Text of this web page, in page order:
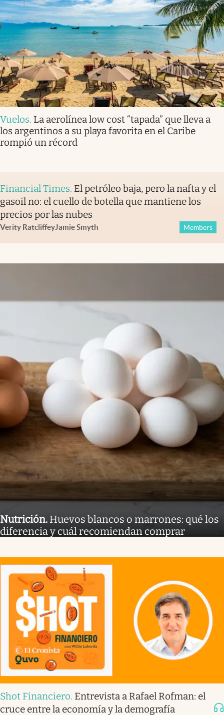
Vuelos. La aerolínea low cost “tapada” que lleva a
los argentinos a su playa favorita en el Caribe
rompió un récord
Financial Times. El petróleo baja, pero la nafta y el
gasoil no: el cuello de botella que mantiene los
precios por las nubes
Verity RatcliffeyJamie Smyth Members
Nutrición. Huevos blancos o marrones: qué los
diferencia y cuál recomiendan comprar
Shot Financiero. Entrevista a Rafael Rofman: el
cruce entre la economía y la demografía